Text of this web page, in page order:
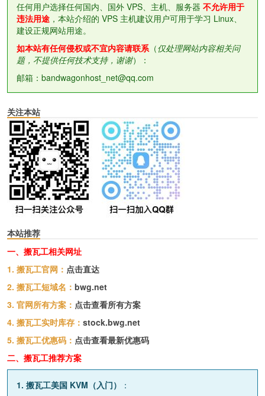
任何用户选择任何国内、国外 VPS、主机、服务器 不允许用于
违法用途 ，本站介绍的 VPS 主机建议用户可用于学习 Linux、
建设正规网站用途。
如本站有任何侵权或不宜内容请联系（仅处理网站内容相关问
题，不提供任何技术支持，谢谢）：
邮箱：bandwagonhost_net@qq.com
关注本站
本站推荐
一、搬瓦工相关网址
1. 搬瓦工官网： 点击直达
2. 搬瓦工短域名： bwg.net
3. 官网所有方案： 点击查看所有方案
4. 搬瓦工实时库存： stock.bwg.net
5. 搬瓦工优惠码： 点击查看最新优惠码
二、搬瓦工推荐方案
1. 搬瓦工美国 KVM（入门） ：